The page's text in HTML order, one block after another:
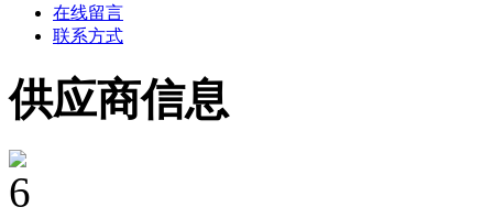
在线留言
联系方式
供应商信息
6